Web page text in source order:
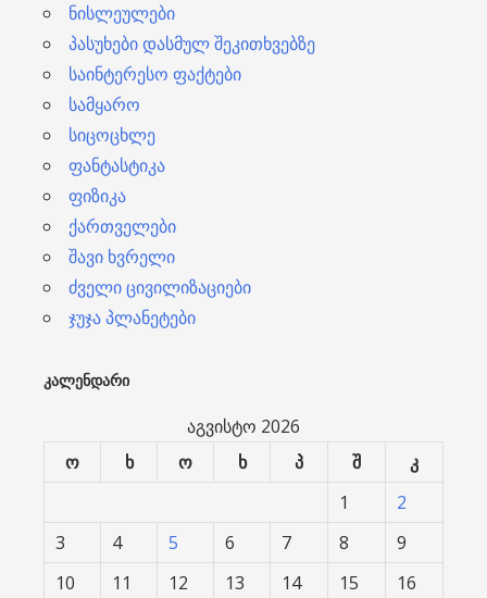
ნისლეულები
პასუხები დასმულ შეკითხვებზე
საინტერესო ფაქტები
სამყარო
სიცოცხლე
ფანტასტიკა
ფიზიკა
ქართველები
შავი ხვრელი
ძველი ცივილიზაციები
ჯუჯა პლანეტები
ᲙᲐᲚᲔᲜᲓᲐᲠᲘ
აგვისტო 2026
ო
ხ ო ხ პ შ
კ
1
2
3
4 5 6 7 8
9
10
11 12 13 14 15 16